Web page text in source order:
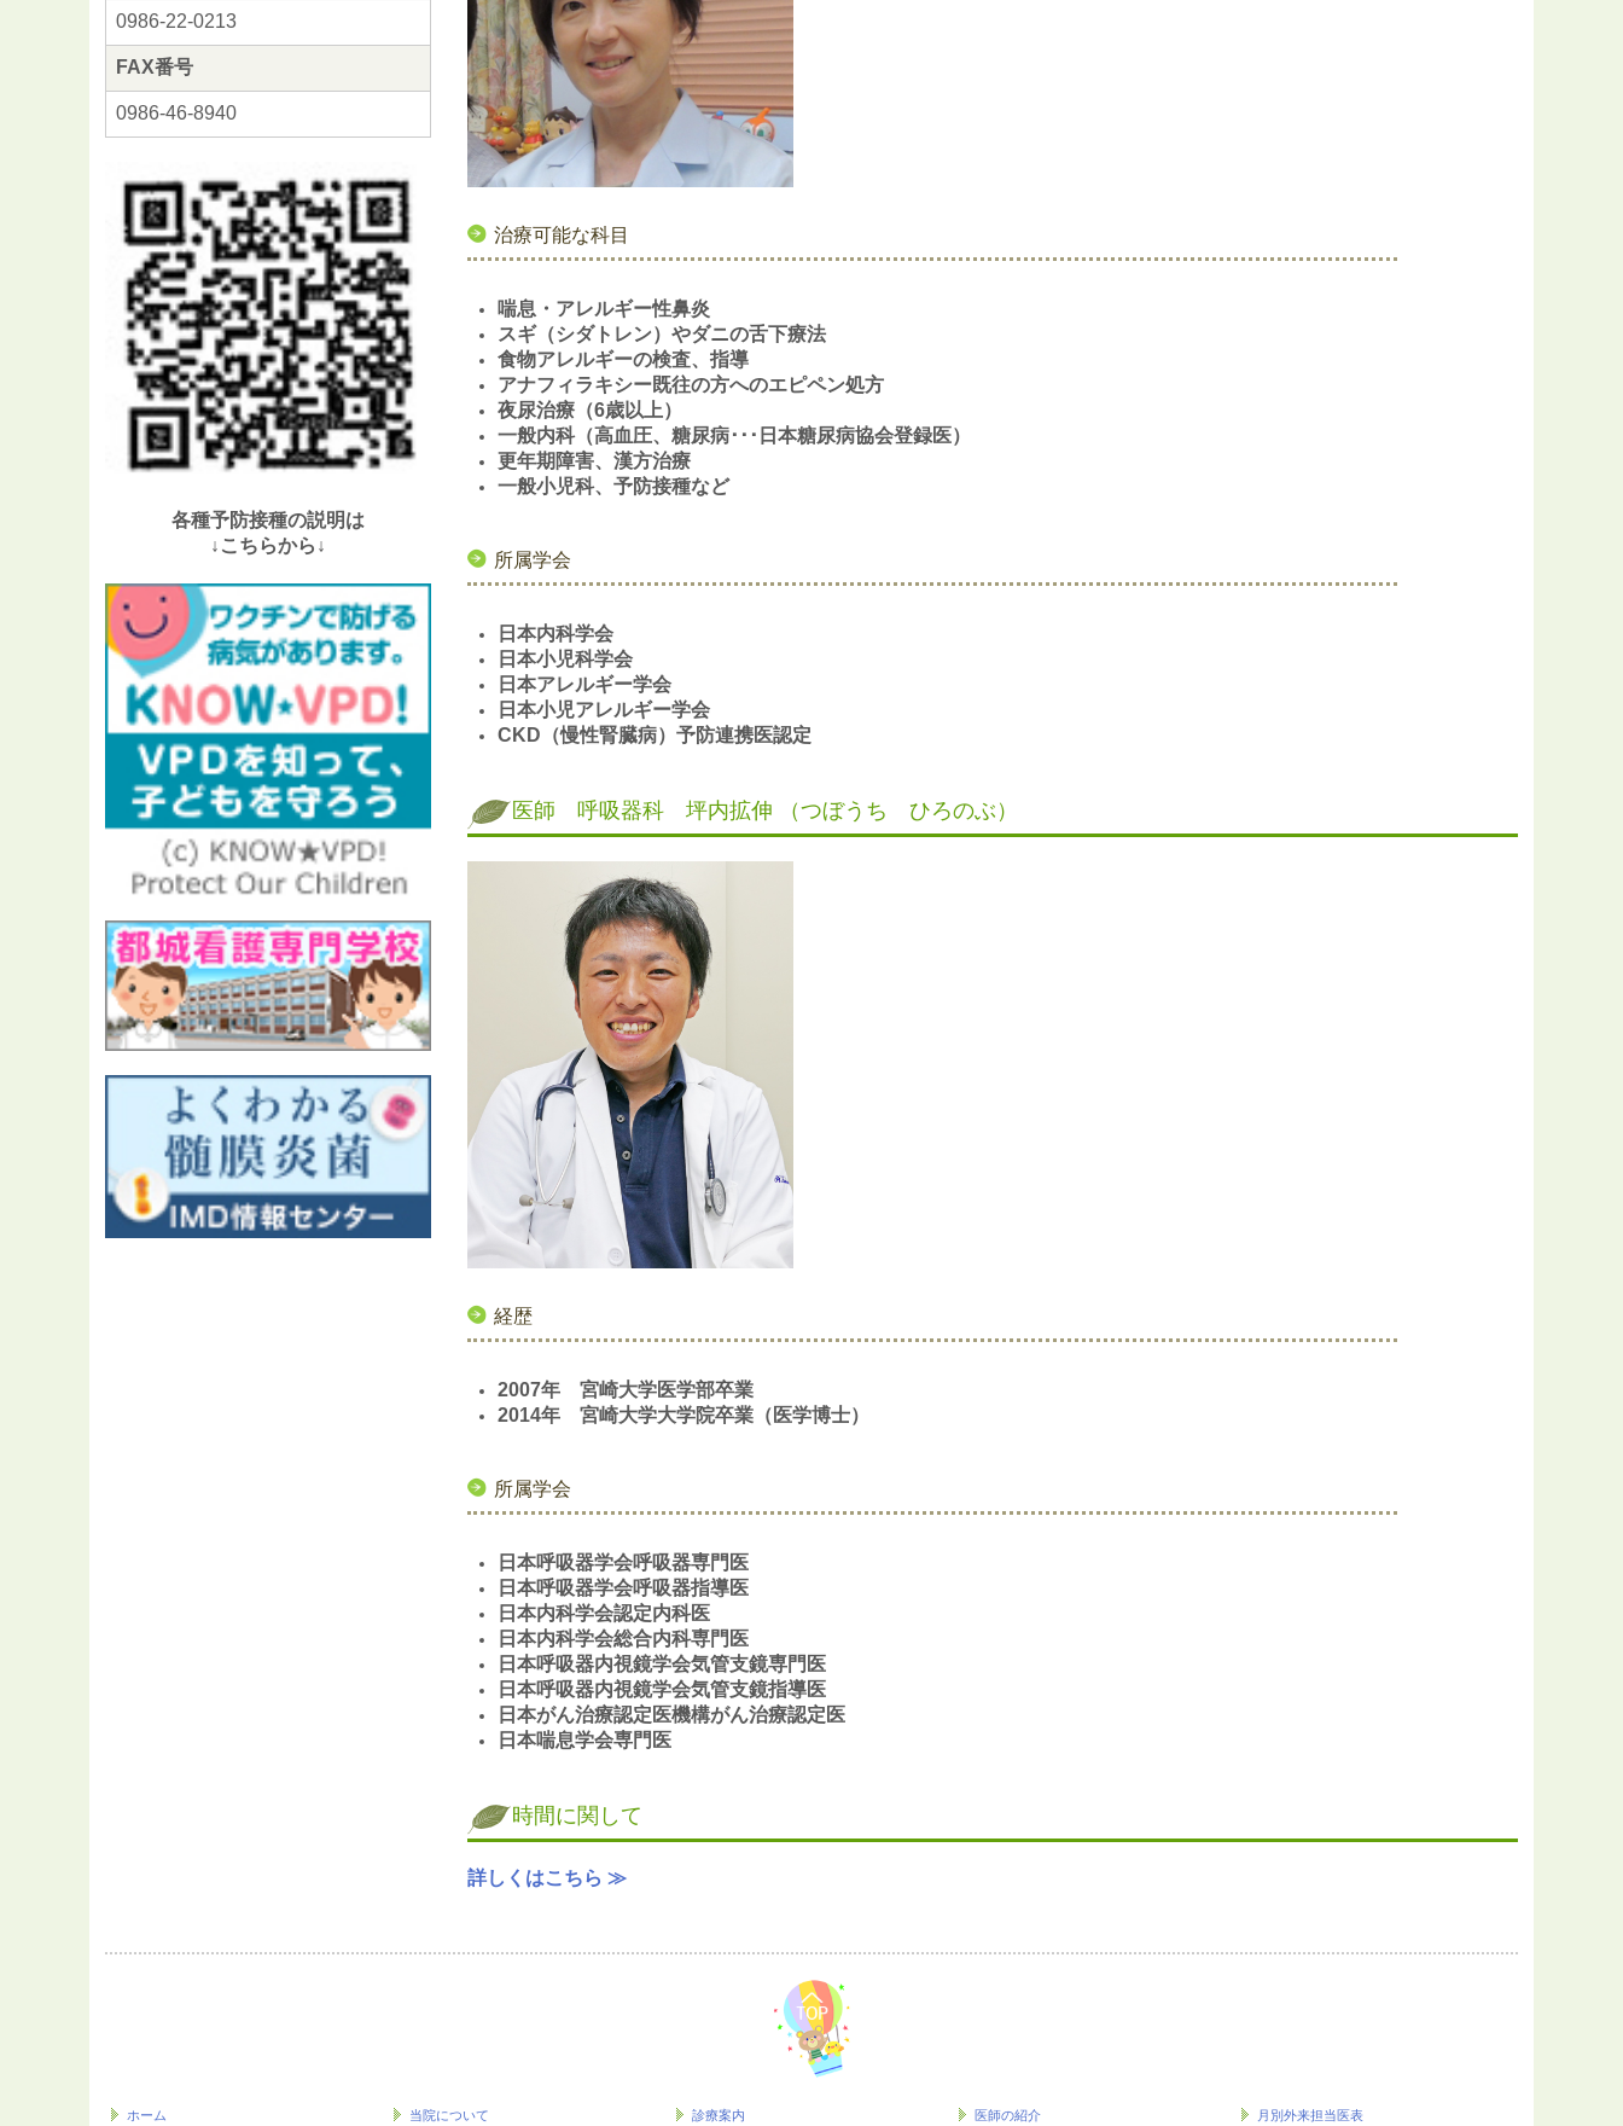
0986-22-0213
FAX番号
0986-46-8940
各種予防接種の説明は
↓こちらから↓
治療可能な科目
喘息・アレルギー性鼻炎
スギ（シダトレン）やダニの舌下療法
食物アレルギーの検査、指導
アナフィラキシー既往の方へのエピペン処方
夜尿治療（6歳以上）
一般内科（高血圧、糖尿病･･･日本糖尿病協会登録医）
更年期障害、漢方治療
一般小児科、予防接種など
所属学会
日本内科学会
日本小児科学会
日本アレルギー学会
日本小児アレルギー学会
CKD（慢性腎臓病）予防連携医認定
医師 呼吸器科 坪内拡伸 （つぼうち ひろのぶ）
経歴
2007年 宮崎大学医学部卒業
2014年 宮崎大学大学院卒業（医学博士）
所属学会
日本呼吸器学会呼吸器専門医
日本呼吸器学会呼吸器指導医
日本内科学会認定内科医
日本内科学会総合内科専門医
日本呼吸器内視鏡学会気管支鏡専門医
日本呼吸器内視鏡学会気管支鏡指導医
日本がん治療認定医機構がん治療認定医
日本喘息学会専門医
時間に関して
詳しくはこちら ≫
ホーム 当院について 診療案内 医師の紹介 月別外来担当医表